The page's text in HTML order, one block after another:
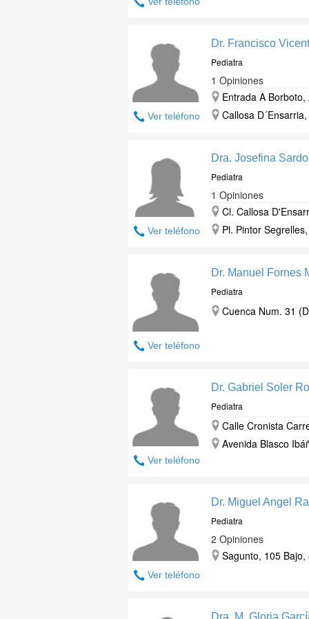
Ver teléfono
Dr. Francisco
Pediatra
1 Opiniones
Entrada A
Callosa
Ver teléfono
Dra. Josefina
Pediatra
1 Opiniones
Cl. Callosa
Pl. Pintor
Ver teléfono
Dr. Manuel Fornes
Pediatra
Cuenca Num. 31
Ver teléfono
Dr. Gabriel Soler
Pediatra
Calle Cronista
Avenida Blasco
Ver teléfono
Dr. Miguel Angel
Pediatra
2 Opiniones
Sagunto, 105 Bajo,
Dra. M. Gloria